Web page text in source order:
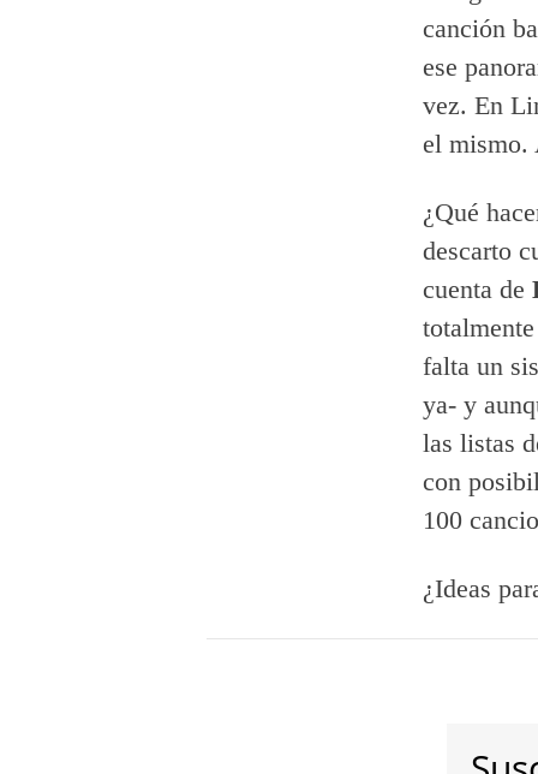
canción
ese
vez. En
el mismo.
¿Qué
descarto
cuenta de
falta un
ya- y
las listas
con
100
¿Ideas